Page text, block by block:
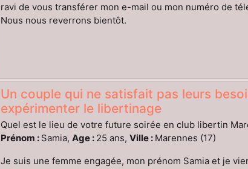
ravi de vous transférer mon e-mail ou mon numéro de
Nous nous reverrons bientôt.
Un couple qui ne satisfait pas leurs
expérimenter le libertinage
Quel est le lieu de votre future soirée en club libertin
Prénom : Samia, Age : 25 ans, Ville : Marennes (17)
Je suis une femme engagée, mon prénom Samia et je